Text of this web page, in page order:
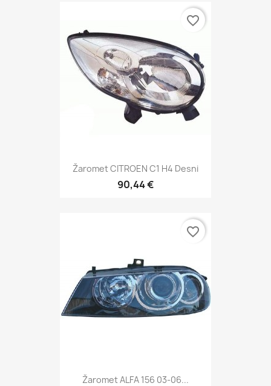
Žaromet CITROEN C1 H4 Desni
90,44 €
favorite_border
Žaromet ALFA 156 03-06...
favorite_border